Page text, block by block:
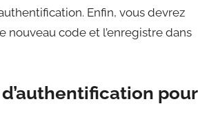
Enfin, vous devrez
code et l’enregistre dans
pour